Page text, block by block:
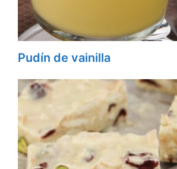
Pudín de vainilla